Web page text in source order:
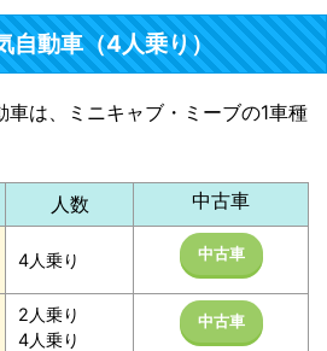
自動車（4人乗り）
は、ミニキャブ・ミーブの1車種
人数 中古車
4人乗り 中古車
2人乗り
4人乗り
中古車